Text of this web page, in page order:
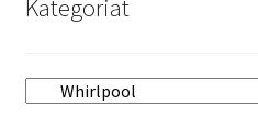
Kategoriat